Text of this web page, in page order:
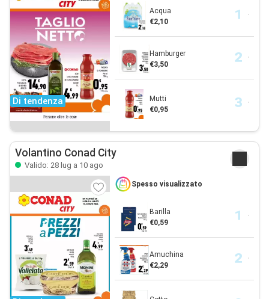
Di tendenza
Acqua
€2,10
Hamburger
€3,50
Mutti
€0,95
Volantino Conad City
Valido: 28 lug a 10 ago
Spesso visualizzato
Barilla
€0,59
Amuchina
€2,29